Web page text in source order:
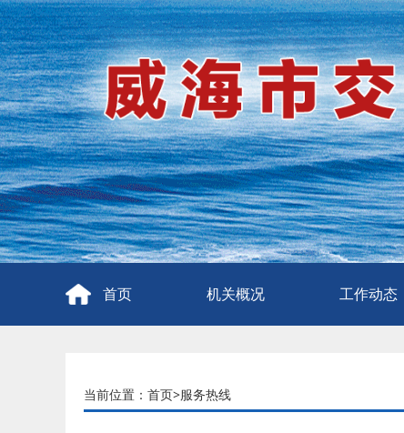
首页 机关概况 工作动态
当前位置： 首页>服务热线